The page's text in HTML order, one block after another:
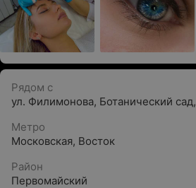
Рядом с
ул. Филимонова, Ботанический сад,
Метро
Московская, Восток
Район
Первомайский